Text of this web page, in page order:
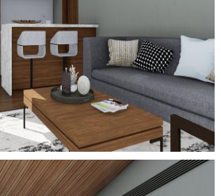
Kirimkan